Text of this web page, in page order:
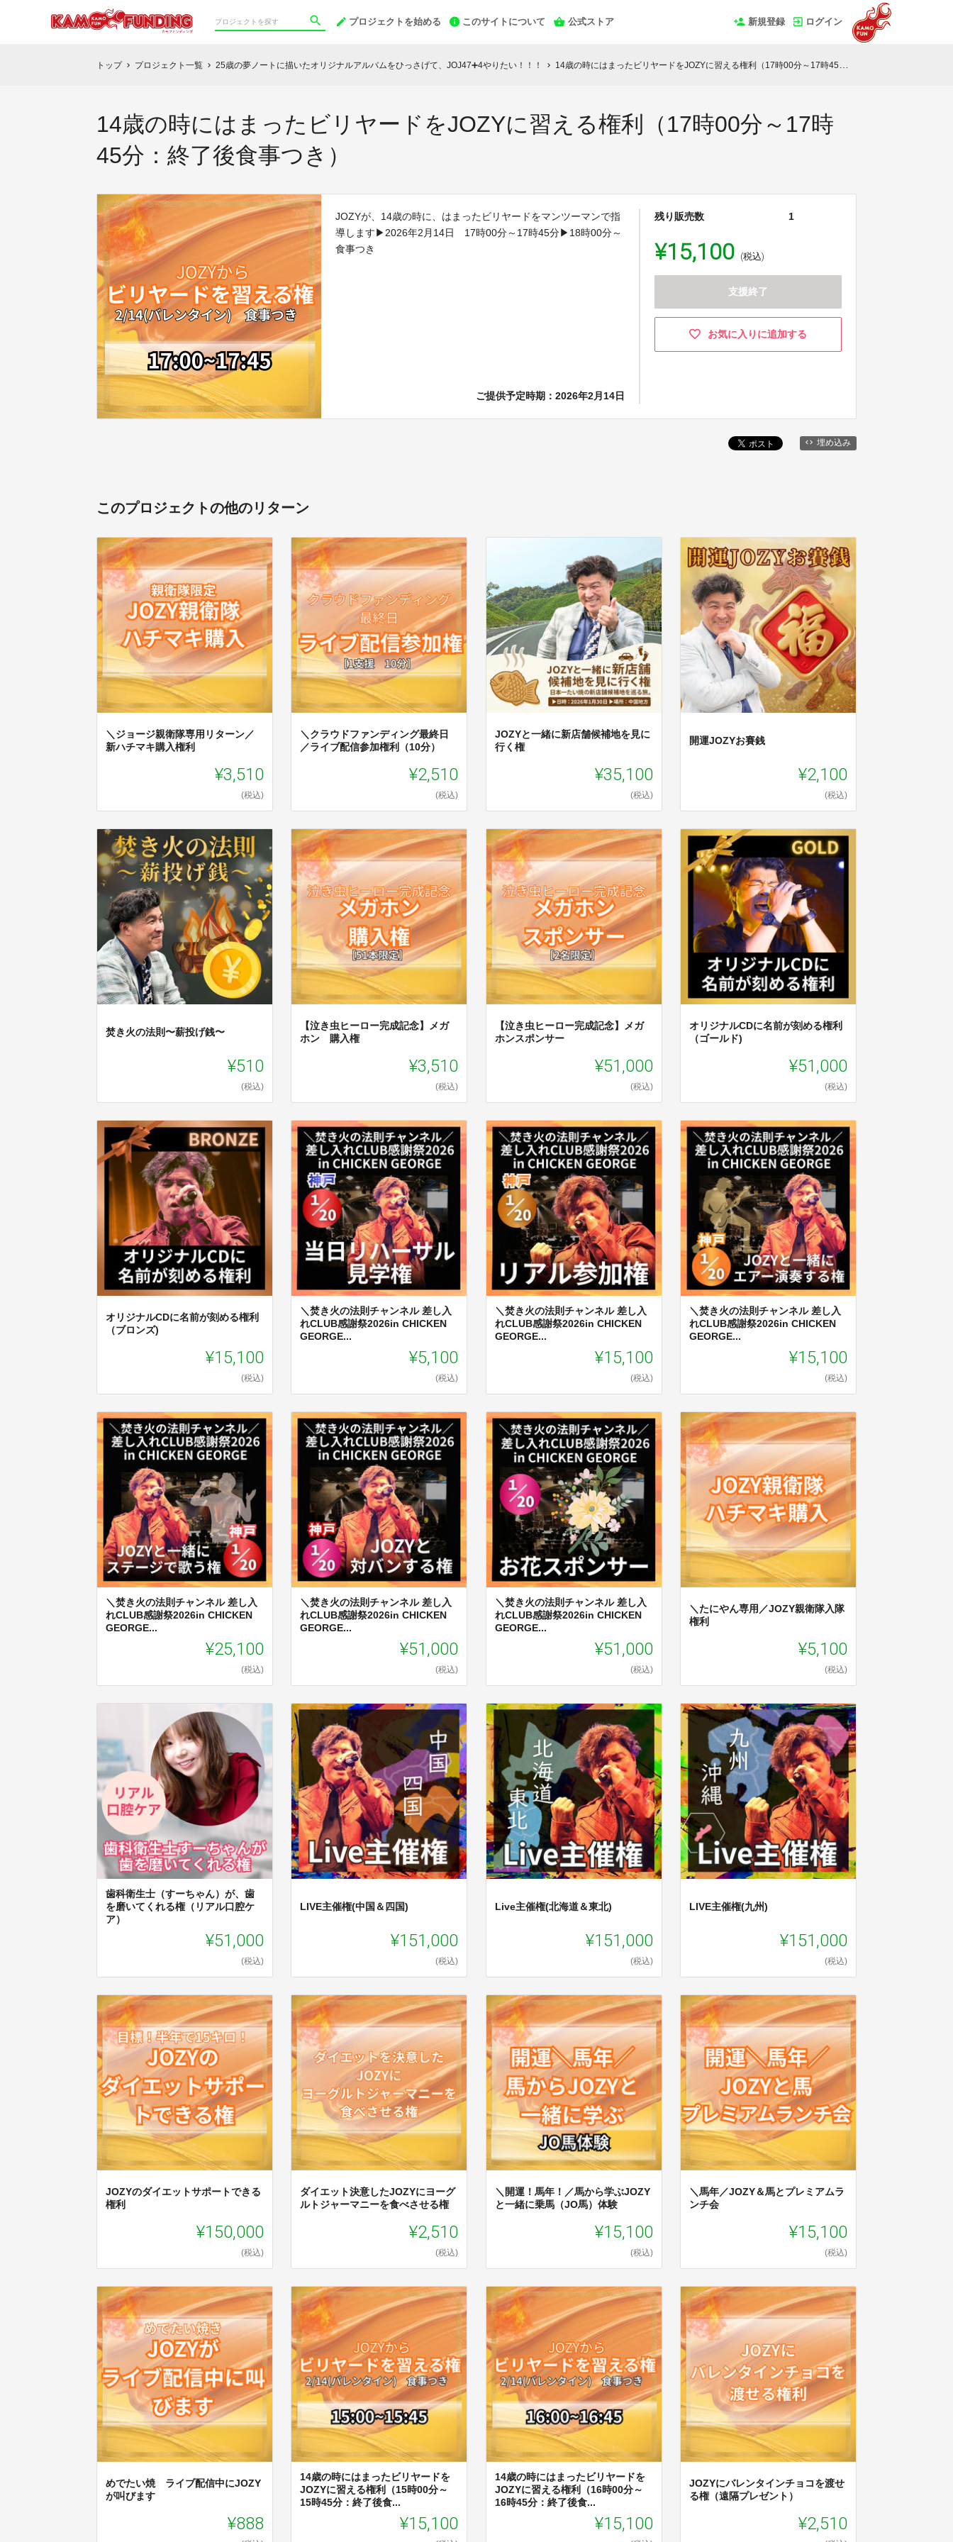
プロジェクトを始める このサイトについて 公式ストア 新規登録 ログイン
トップ chevron_right プロジェクト一覧 chevron_right 25歳の夢ノートに描いたオリジナルアルバムをひっさげて、JOJ47➕4やりたい！！！ chevron_right 14歳の時にはまったビリヤードをJOZYに習える権利（17時00分～17時45分：終了後食事つき）
14歳の時にはまったビリヤードをJOZYに習える権利（17時00分～17時
45分：終了後食事つき）
JOZYが、14歳の時に、はまったビリヤードをマンツーマンで指
導します▶2026年2月14日 17時00分～17時45分▶18時00分～
食事つき
ご提供予定時期：2026年2月14日
残り販売数 1
¥15,100 (税込)
支援終了
お気に入りに追加する
埋め込み
このプロジェクトの他のリターン
＼ジョージ親衛隊専用リターン／
新ハチマキ購入権利
¥3,510
(税込)
＼クラウドファンディング最終日
／ライブ配信参加権利（10分）
¥2,510
(税込)
JOZYと一緒に新店舗候補地を見に
行く権
¥35,100
(税込)
開運JOZYお賽銭
¥2,100
(税込)
焚き火の法則〜薪投げ銭〜
¥510
(税込)
【泣き虫ヒーロー完成記念】メガ
ホン 購入権
¥3,510
(税込)
【泣き虫ヒーロー完成記念】メガ
ホンスポンサー
¥51,000
(税込)
オリジナルCDに名前が刻める権利
（ゴールド)
¥51,000
(税込)
オリジナルCDに名前が刻める権利
（ブロンズ)
¥15,100
(税込)
＼焚き火の法則チャンネル 差し入
れCLUB感謝祭2026in CHICKEN
GEORGE...
¥5,100
(税込)
＼焚き火の法則チャンネル 差し入
れCLUB感謝祭2026in CHICKEN
GEORGE...
¥15,100
(税込)
＼焚き火の法則チャンネル 差し入
れCLUB感謝祭2026in CHICKEN
GEORGE...
¥15,100
(税込)
＼焚き火の法則チャンネル 差し入
れCLUB感謝祭2026in CHICKEN
GEORGE...
¥25,100
(税込)
＼焚き火の法則チャンネル 差し入
れCLUB感謝祭2026in CHICKEN
GEORGE...
¥51,000
(税込)
＼焚き火の法則チャンネル 差し入
れCLUB感謝祭2026in CHICKEN
GEORGE...
¥51,000
(税込)
＼たにやん専用／JOZY親衛隊入隊
権利
¥5,100
(税込)
歯科衛生士（すーちゃん）が、歯
を磨いてくれる権（リアル口腔ケ
ア）
¥51,000
(税込)
LIVE主催権(中国＆四国)
¥151,000
(税込)
Live主催権(北海道＆東北)
¥151,000
(税込)
LIVE主催権(九州)
¥151,000
(税込)
JOZYのダイエットサポートできる
権利
¥150,000
(税込)
ダイエット決意したJOZYにヨーグ
ルトジャーマニーを食べさせる権
¥2,510
(税込)
＼開運！馬年！／馬から学ぶJOZY
と一緒に乗馬（JO馬）体験
¥15,100
(税込)
＼馬年／JOZY＆馬とプレミアムラ
ンチ会
¥15,100
(税込)
めでたい焼 ライブ配信中にJOZY
が叫びます
¥888
14歳の時にはまったビリヤードを
JOZYに習える権利（15時00分～
15時45分：終了後食...
¥15,100
14歳の時にはまったビリヤードを
JOZYに習える権利（16時00分～
16時45分：終了後食...
¥15,100
JOZYにバレンタインチョコを渡せ
る権（遠隔プレゼント）
¥2,510